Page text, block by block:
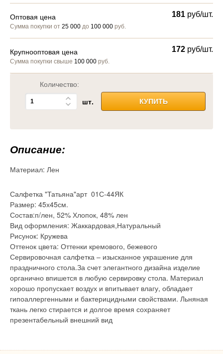
Оптовая цена
Сумма покупки от 25 000 до 100 000 руб.
181 руб/шт.
Крупнооптовая цена
Сумма покупки свыше 100 000 руб.
172 руб/шт.
Количество:
шт. КУПИТЬ
Описание:
Материал: Лен
Салфетка "Татьяна"арт 01С-44ЯК
Размер: 45х45см.
Состав:п/лен, 52% Хлопок, 48% лен
Вид оформления: Жаккардовая,Натуральный
Рисунок: Кружева
Оттенок цвета: Оттенки кремового, бежевого
Сервировочная салфетка – изысканное украшение для
праздничного стола.За счет элегантного дизайна изделие
органично впишется в любую сервировку стола. Материал
хорошо пропускает воздух и впитывает влагу, обладает
гипоаллергенными и бактерицидными свойствами. Льняная
ткань легко стирается и долгое время сохраняет
презентабельный внешний вид